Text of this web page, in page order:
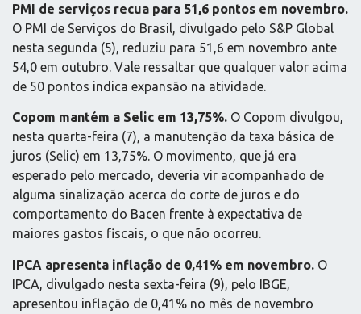
PMI de serviços recua para 51,6 pontos em novembro.
O PMI de Serviços do Brasil, divulgado pelo S&P Global
nesta segunda (5), reduziu para 51,6 em novembro ante
54,0 em outubro. Vale ressaltar que qualquer valor acima
de 50 pontos indica expansão na atividade.
Copom mantém a Selic em 13,75%. O Copom divulgou,
nesta quarta-feira (7), a manutenção da taxa básica de
juros (Selic) em 13,75%. O movimento, que já era
esperado pelo mercado, deveria vir acompanhado de
alguma sinalização acerca do corte de juros e do
comportamento do Bacen frente à expectativa de
maiores gastos fiscais, o que não ocorreu.
IPCA apresenta inflação de 0,41% em novembro. O
IPCA, divulgado nesta sexta-feira (9), pelo IBGE,
apresentou inflação de 0,41% no mês de novembro